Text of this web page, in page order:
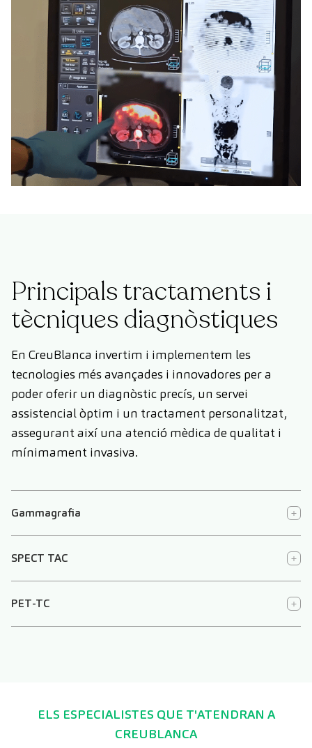
Principals tractaments i
tècniques diagnòstiques
En CreuBlanca invertim i implementem les
tecnologies més avançades i innovadores per a
poder oferir un diagnòstic precís, un servei
assistencial òptim i un tractament personalitzat,
assegurant així una atenció mèdica de qualitat i
mínimament invasiva.
Gammagrafia
SPECT TAC
PET-TC
ELS ESPECIALISTES QUE T'ATENDRAN A
CREUBLANCA